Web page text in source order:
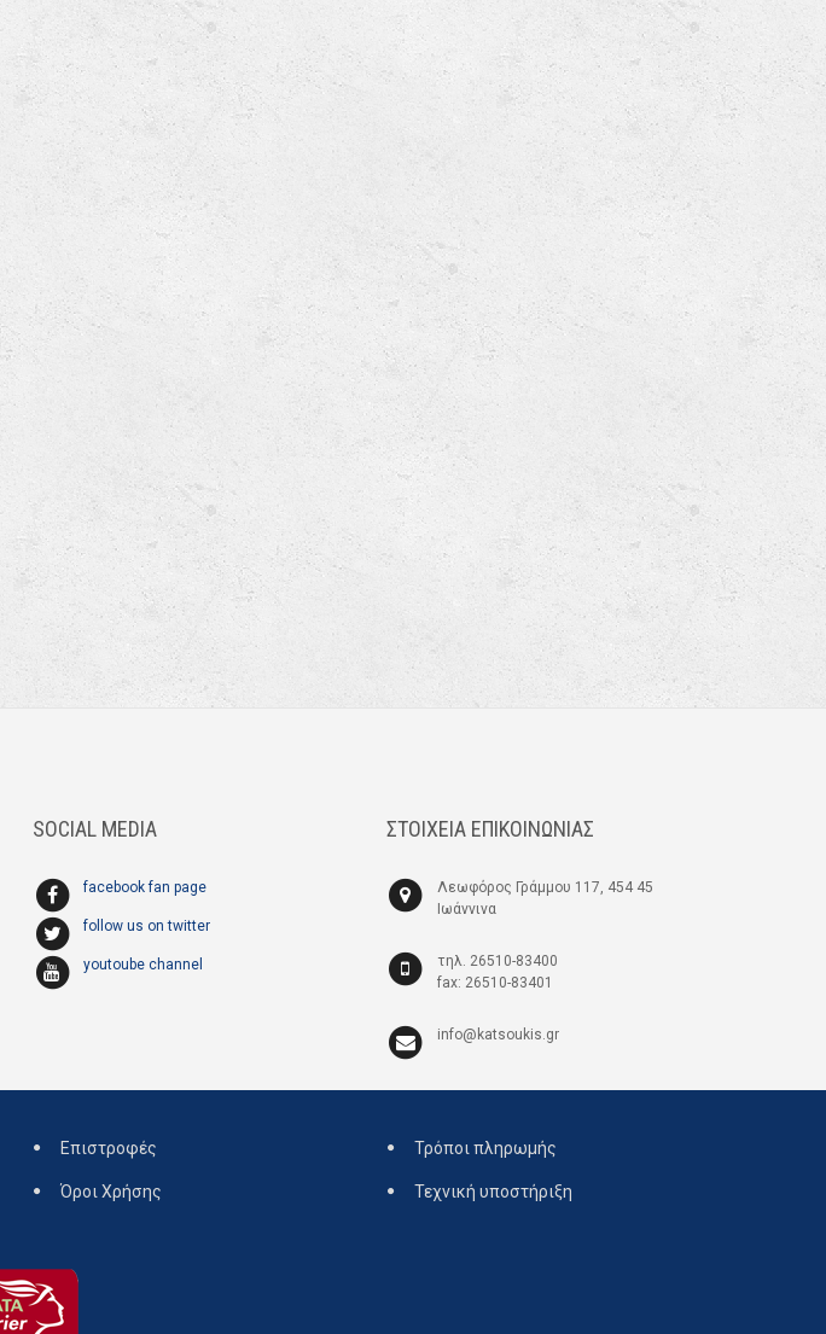
SOCIAL MEDIA
facebook fan page
follow us on twitter
youtoube channel
ΣΤΟΙΧΕΙΑ ΕΠΙΚΟΙΝΩΝΙΑΣ
Λεωφόρος Γράμμου 117, 454 45
Ιωάννινα
τηλ. 26510-83400
fax: 26510-83401
info@katsoukis.gr
Επιστροφές
Όροι Χρήσης
Τρόποι πληρωμής
Τεχνική υποστήριξη